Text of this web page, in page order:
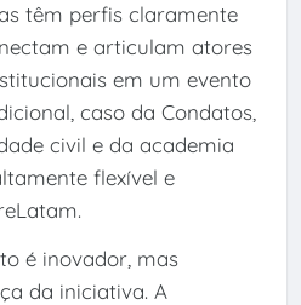
têm perfis claramente
e articulam atores
em um evento
caso da Condatos,
civil e da academia
flexível e
é inovador, mas
da iniciativa. A